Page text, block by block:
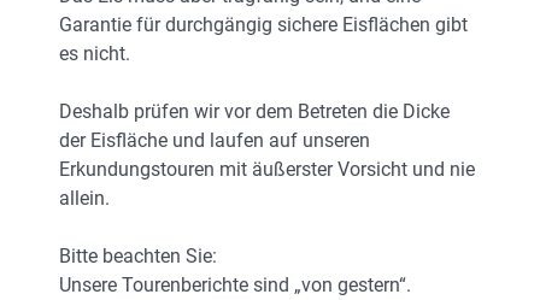
Garantie für durchgängig sichere Eisflächen gibt
es nicht.
Deshalb prüfen wir vor dem Betreten die Dicke
der Eisfläche und laufen auf unseren
Erkundungstouren mit äußerster Vorsicht und nie
allein.
Bitte beachten Sie:
Unsere Tourenberichte sind „von gestern“.